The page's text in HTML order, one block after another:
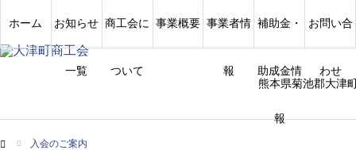
熊本県菊池郡大津
ホーム お知らせ
一覧
商工会に
ついて
事業概要 事業者情
報
補助金・
助成金情
報
お問い合
わせ
入会のご案内